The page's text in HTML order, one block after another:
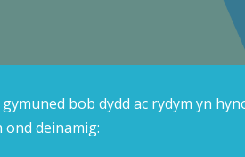
bob dydd ac rydym yn
ond deinamig: